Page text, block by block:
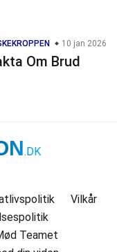
10 jan 2026
Om Brud
.DK
Vilkår
Teamet